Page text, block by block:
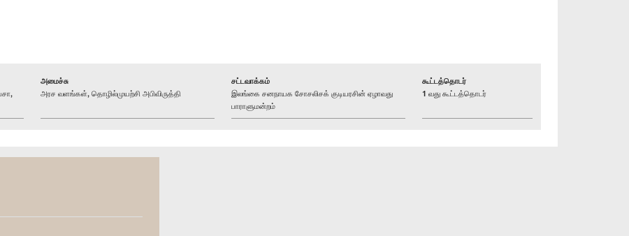
அமைச்சு
அரச வளங்கள், தொழில்முயற்சி அபிவிருத்தி
சட்டவாக்கம்
இலங்கை சனநாயக சோசலிசக் குடியரசின் ஏழாவது
பாராளுமன்றம்
கூட்டத்தொடர்
1 வது கூட்டத்தொடர்